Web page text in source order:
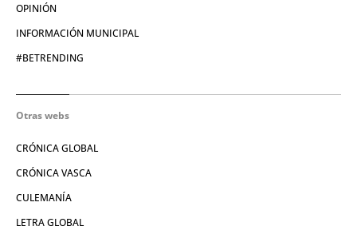
OPINIÓN
INFORMACIÓN MUNICIPAL
#BETRENDING
Otras webs
CRÓNICA GLOBAL
CRÓNICA VASCA
CULEMANÍA
LETRA GLOBAL